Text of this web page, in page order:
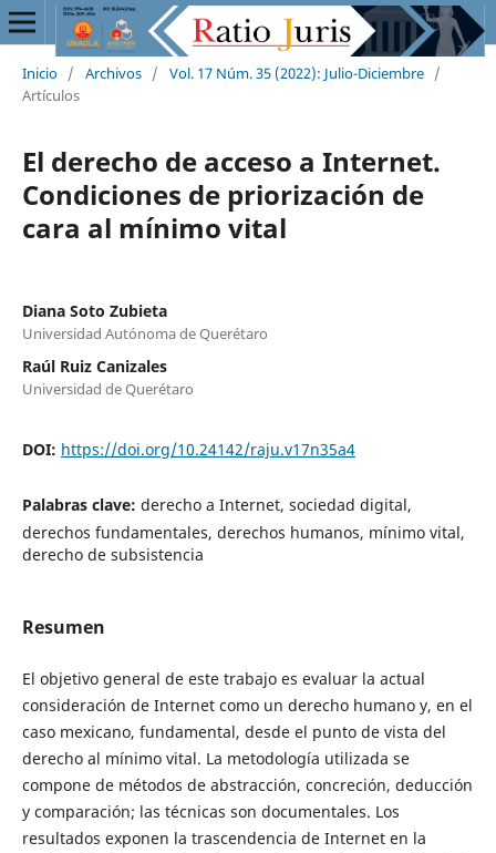
Inicio / Archivos / Vol. 17 Núm. 35 (2022): Julio-Diciembre /
Artículos
El derecho de acceso a Internet.
Condiciones de priorización de
cara al mínimo vital
Diana Soto Zubieta
Universidad Autónoma de Querétaro
Raúl Ruiz Canizales
Universidad de Querétaro
DOI: https://doi.org/10.24142/raju.v17n35a4
Palabras clave: derecho a Internet, sociedad digital,
derechos fundamentales, derechos humanos, mínimo vital,
derecho de subsistencia
Resumen
El objetivo general de este trabajo es evaluar la actual
consideración de Internet como un derecho humano y, en el
caso mexicano, fundamental, desde el punto de vista del
derecho al mínimo vital. La metodología utilizada se
compone de métodos de abstracción, concreción, deducción
y comparación; las técnicas son documentales. Los
resultados exponen la trascendencia de Internet en la